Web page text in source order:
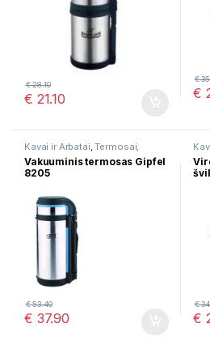
€ 21.10
€28.10
€
€
Kavai ir Arbatai ,Termosai,
gertuvės
Vakuuminis termosas Gipfel
8205
€ 37.90
€53.40
€
€